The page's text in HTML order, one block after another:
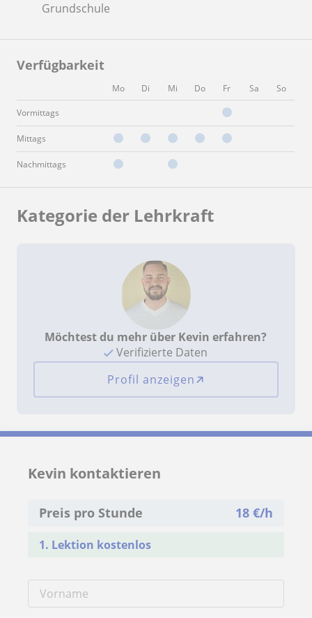
Grundschule
Verfügbarkeit
Mo Di Mi Do Fr Sa So
Vormittags
Mittags
Nachmittags
Kategorie der Lehrkraft
Möchtest du mehr über Kevin erfahren?
Verifizierte Daten
Profil anzeigen
Kevin kontaktieren
Preis pro Stunde 18€/h
1. Lektion kostenlos